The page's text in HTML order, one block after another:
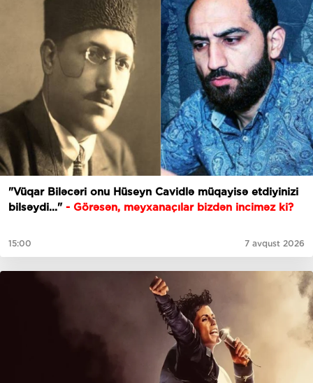
"Vüqar Biləcəri onu Hüseyn Cavidlə müqayisə etdiyinizi
bilsəydi..." - Görəsən, meyxanaçılar bizdən inciməz ki?
15:00 7 avqust 2026